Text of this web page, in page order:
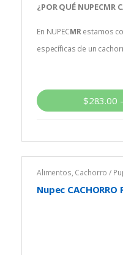
¿POR QUÉ NUPECMR
En NUPECMRestamos
específicas de un
hemos diseñado un
minerales, grasas,
$283.00
Alimentos, Cachorro /
Nupec CACHORRO